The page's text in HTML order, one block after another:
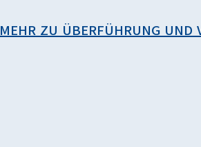
MEHR ZU ÜBERFÜHRUNG UND